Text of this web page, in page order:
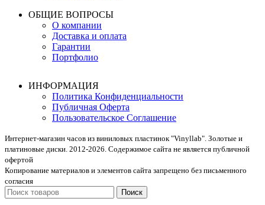
ОБЩИЕ ВОПРОСЫ
О компании
Доставка и оплата
Гарантии
Портфолио
ИНФОРМАЦИЯ
Политика Конфиденциальности
Публичная Оферта
Пользовательское Соглашение
Интернет-магазин часов из виниловых пластинок "Vinyllab". Золотые и
платиновые диски. 2012-2026. Содержимое сайта не является публичной
офертой
Копирование материалов и элементов сайта запрещено без письменного
согласия
Поиск